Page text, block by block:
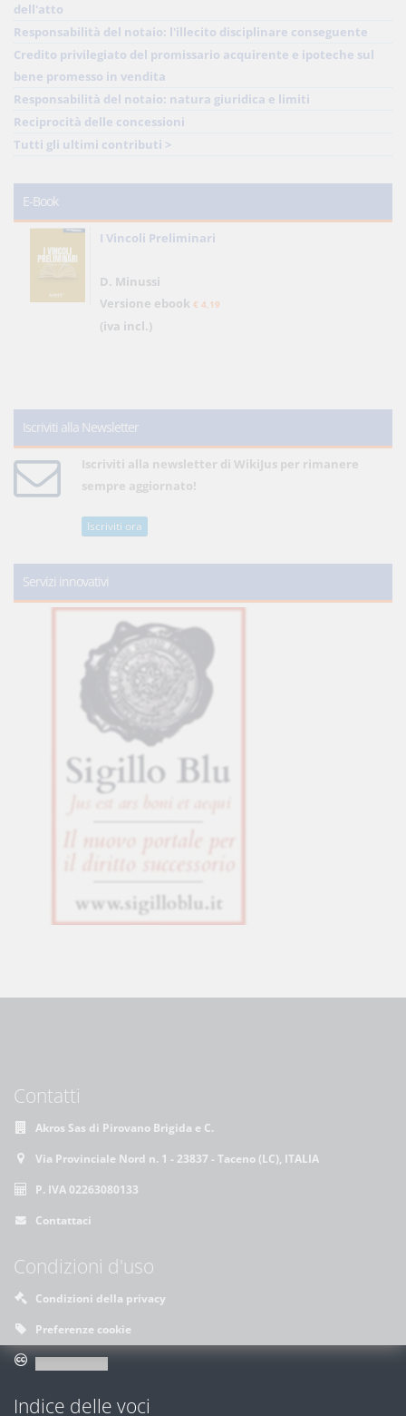
dell'atto
Responsabilità del notaio: l'illecito disciplinare conseguente
Credito privilegiato del promissario acquirente e ipoteche sul
bene promesso in vendita
Responsabilità del notaio: natura giuridica e limiti
Reciprocità delle concessioni
Tutti gli ultimi contributi >
E-Book
I Vincoli Preliminari
D. Minussi
Versione ebook € 4,19
(iva incl.)
Iscriviti alla Newsletter
Iscriviti alla newsletter di WikiJus per rimanere
sempre aggiornato!
Iscriviti ora
Servizi innovativi
Contatti
Akros Sas di Pirovano Brigida e C.
Via Provinciale Nord n. 1 - 23837 - Taceno (LC), ITALIA
P. IVA 02263080133
Contattaci
Condizioni d'uso
Condizioni della privacy
Preferenze cookie
Indice delle voci